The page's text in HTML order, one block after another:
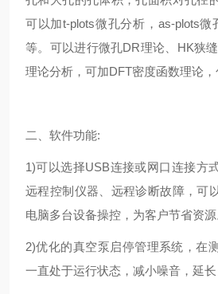
可以加t-plots微孔分析，as-plots
等。可以进行微孔DR理论、HK狭
理论分析，可加DFT密度函数理论，
二、软件功能:
1)可以选择USB连接或网口连接方
远程控制仪器、远程诊断故障，可
电脑多台设备操控，为客户节省资源
2)优化的真空泵启停管理系统，在
一直处于运行状态，减小噪音，延长